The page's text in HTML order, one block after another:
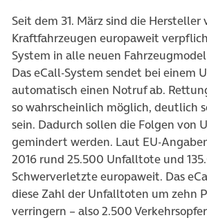
Seit dem 31. März sind die Hersteller
Kraftfahrzeugen europaweit
System in alle neuen
Das eCall-System sendet bei einem
automatisch einen Notruf ab.
so wahrscheinlich möglich, deutlich
sein. Dadurch sollen die Folgen von
gemindert werden. Laut EU-
2016 rund 25.500 Unfalltote und
Schwerverletzte europaweit. Das
diese Zahl der Unfalltoten um zehn
verringern – also 2.500